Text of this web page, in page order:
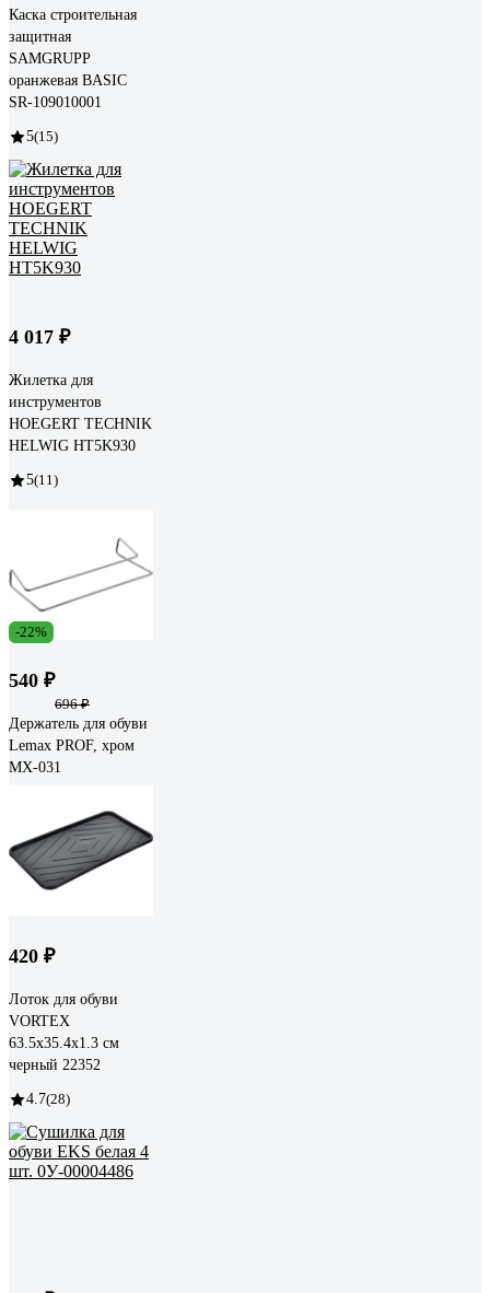
Каска строительная
защитная
SAMGRUPP
оранжевая BASIC
SR-109010001
5(15)
4 017 ₽
Жилетка для
инструментов
HOEGERT TECHNIK
HELWIG HT5K930
5(11)
-22%
540 ₽
696 ₽
Держатель для обуви
Lemax PROF, хром
MX-031
420 ₽
Лоток для обуви
VORTEX
63.5х35.4х1.3 см
черный 22352
4.7(28)